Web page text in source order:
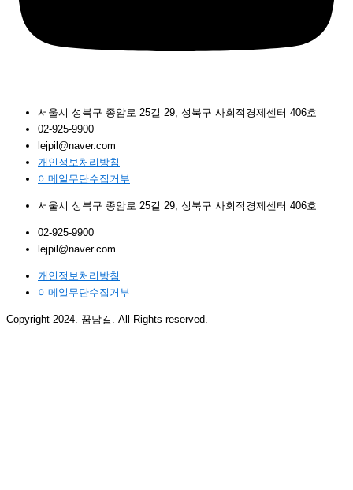
서울시 성북구 종암로 25길 29, 성북구 사회적경제센터 406호
02-925-9900
lejpil@naver.com
개인정보처리방침
이메일무단수집거부
서울시 성북구 종암로 25길 29, 성북구 사회적경제센터 406호
02-925-9900
lejpil@naver.com
개인정보처리방침
이메일무단수집거부
Copyright 2024. 꿈담길. All Rights reserved.